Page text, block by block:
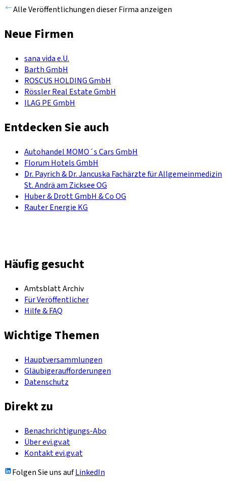
Alle Veröffentlichungen dieser Firma anzeigen
Neue Firmen
sana vida e.U.
Barth GmbH
ROSCUS HOLDING GmbH
Rössler Real Estate GmbH
ILAG PE GmbH
Entdecken Sie auch
Autohandel MOMO´s Cars GmbH
Florum Hotels GmbH
Dr. Payrich & Dr. Jancuska Fachärzte für Allgemeinmedizin
St. Andrä am Zicksee OG
Huber & Drott GmbH & Co OG
Rauter Energie KG
Häufig gesucht
Amtsblatt Archiv
Für Veröffentlicher
Hilfe & FAQ
Wichtige Themen
Hauptversammlungen
Gläubigeraufforderungen
Datenschutz
Direkt zu
Benachrichtigungs-Abo
Über evi.gv.at
Kontakt evi.gv.at
Folgen Sie uns aufLinkedIn